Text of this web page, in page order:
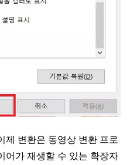
제 변환은 동영상 변환 프로
어가 재생할 수 있는 확장자